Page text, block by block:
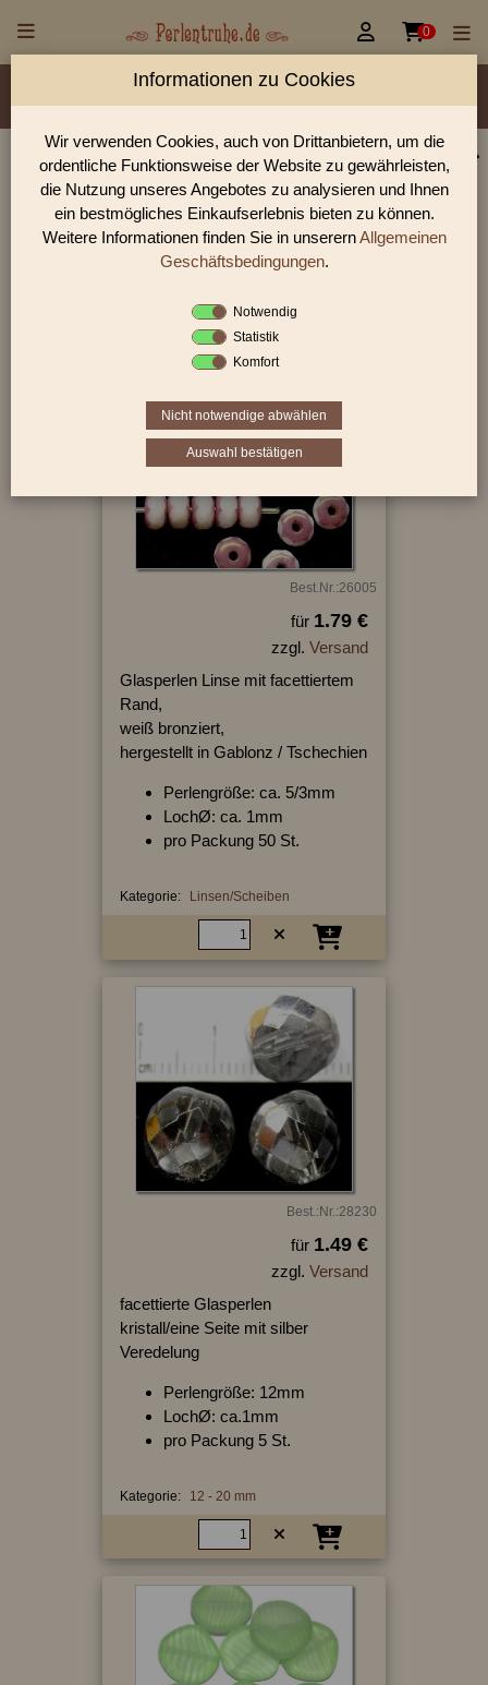
 0
Material/Glassorte Sorte/Form Farbe
Größen
Rocailles Größen Lochdurchmesser
Glasperlen, Rocailles, Holzperlen & Steinperlen |
Perlentruhe
Glasperlen, Rocailles und Preciosa Perlen aus Gablonz.
Entdecke Table-Cut-Perlen, gedrückte Perlen und antike
1
Best.Nr.:26005
für 1.79 €
zzgl. Versand
Glasperlen Linse mit facettiertem
Rand,
weiß bronziert,
hergestellt in Gablonz / Tschechien
Perlengröße: ca. 5/3mm
LochØ: ca. 1mm
pro Packung 50 St.
Kategorie: Linsen/Scheiben
Best.:Nr.:28230
für 1.49 €
zzgl. Versand
facettierte Glasperlen
kristall/eine Seite mit silber
Veredelung
Perlengröße: 12mm
LochØ: ca.1mm
pro Packung 5 St.
Kategorie: 12 - 20 mm
Informationen zu Cookies
Wir verwenden Cookies, auch von Drittanbietern, um die
ordentliche Funktionsweise der Website zu gewährleisten,
die Nutzung unseres Angebotes zu analysieren und Ihnen
ein bestmögliches Einkaufserlebnis bieten zu können.
Weitere Informationen finden Sie in unserernAllgemeinen
Geschäftsbedingungen.
Notwendig
Statistik
Komfort
Nicht notwendige abwählen
Auswahl bestätigen